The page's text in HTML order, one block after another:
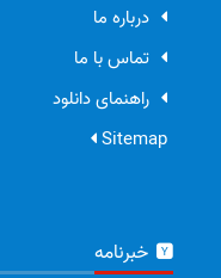
درباره ما
تماس با ما
راهنمای دانلود
Sitemap
خبرنامه